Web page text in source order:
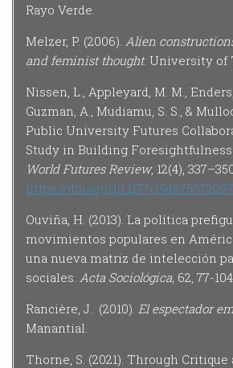
Rayo Verde.
Melzer, P. (2006). Alien
and feminist thought. University of
Nissen, L., Appleyard, M. M., Enders,
Guzman, A., Mudiamu, S. S., &
Public University Futures
Study in Building
World Futures Review, 12(4),
https://doi.org/10.1177/
Ouviña, H. (2013). La política
movimientos populares en
una nueva matriz de intelección
sociales. Acta Sociológica, 62, 77-104.
Rancière, J. (2010). Elespectador
Manantial.
Thorne, S. (2021). Through Critique